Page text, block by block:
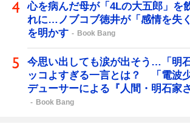
心を病んだ母が「4Lの大五郎」を
れに…ノブコブ徳井が「感情を失
を明かす
Book Bang
今思い出しても涙が出そう…「明
ッコよすぎる一言とは？ 「電波
デューサーによる『人間・明石家
Book Bang